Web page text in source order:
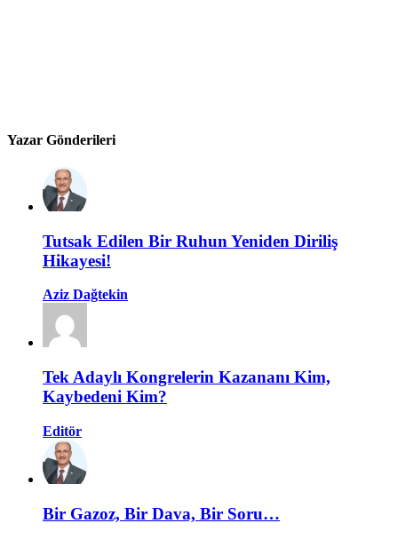
Yazar Gönderileri
Tutsak Edilen Bir Ruhun Yeniden Diriliş
Hikayesi!
Aziz Dağtekin
Tek Adaylı Kongrelerin Kazananı Kim,
Kaybedeni Kim?
Editör
Bir Gazoz, Bir Dava, Bir Soru…